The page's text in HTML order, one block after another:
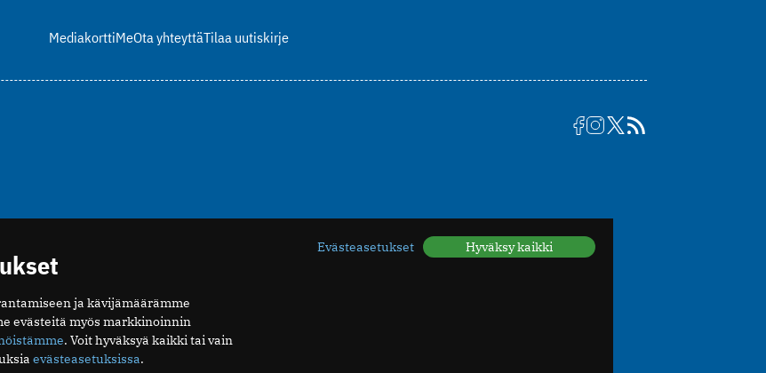
MediakorttiMeOta yhteyttäTilaa uutiskirje
ja kävijämäärämme
evästeitä myös markkinoinnin
. Voit hyväksyä kaikki tai vain
evästeasetuksissa.
Evästeasetukset Hyväksy kaikki